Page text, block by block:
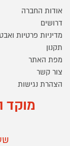
אודות החברה
דרושים
מדיניות פרטיות
תקנון
מפת האתר
צור קשר
הצהרת נגישות
מוקד